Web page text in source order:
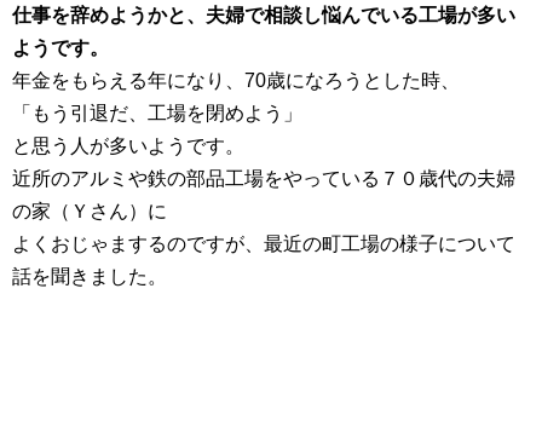
仕事を辞めようかと、夫婦で相談し悩んでいる工場が多い
ようです。
年金をもらえる年になり、70歳になろうとした時、
「もう引退だ、工場を閉めよう」
と思う人が多いようです。
近所のアルミや鉄の部品工場をやっている７０歳代の夫婦
の家（Ｙさん）に
よくおじゃまするのですが、最近の町工場の様子について
話を聞きました。